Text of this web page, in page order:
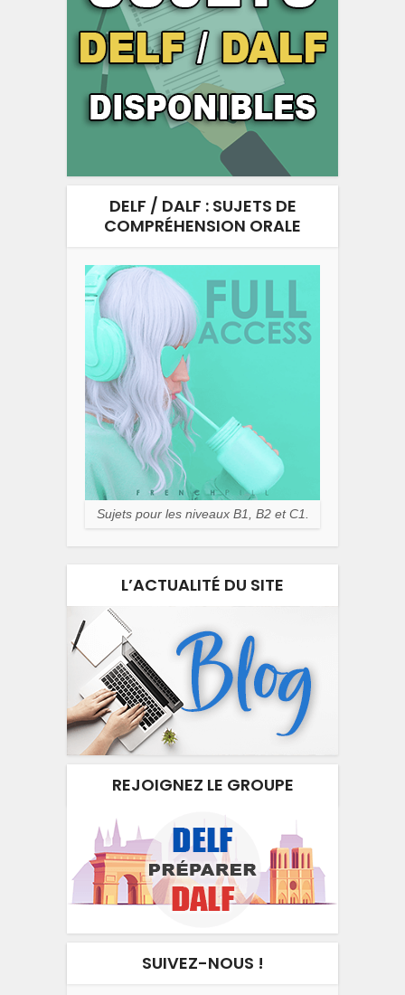
DELF / DALF : SUJETS DE
COMPRÉHENSION ORALE
Sujets pour les niveaux B1, B2 et C1.
L’ACTUALITÉ DU SITE
REJOIGNEZ LE GROUPE
SUIVEZ-NOUS !